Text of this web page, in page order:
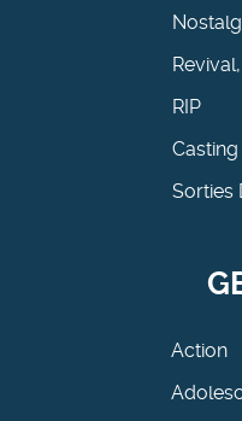
RIP
Casting
Sorties
Action